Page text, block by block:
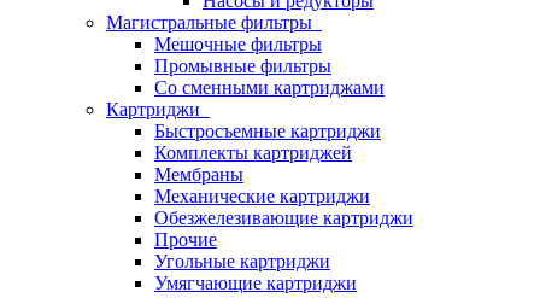
Магистральные фильтры
Мешочные фильтры
Промывные фильтры
Со сменными картриджами
Картриджи
Быстросъемные картриджи
Комплекты картриджей
Мембраны
Механические картриджи
Обезжелезивающие картриджи
Прочие
Угольные картриджи
Умягчающие картриджи